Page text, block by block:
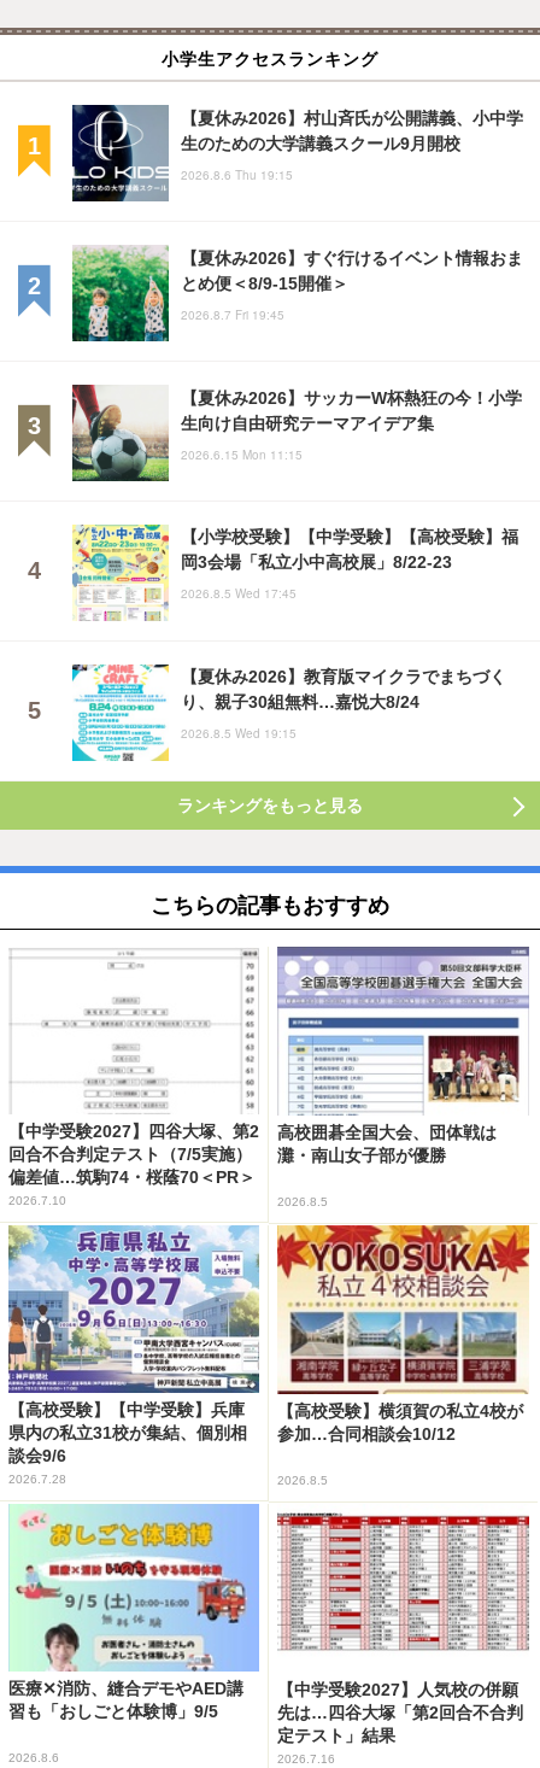
小学生アクセスランキング
【夏休み2026】村山斉氏が公開講義、小中学
生のための大学講義スクール9月開校
2026.8.6 Thu 19:15
【夏休み2026】すぐ行けるイベント情報おま
とめ便＜8/9-15開催＞
2026.8.7 Fri 19:45
【夏休み2026】サッカーW杯熱狂の今！小学
生向け自由研究テーマアイデア集
2026.6.15 Mon 11:15
【小学校受験】【中学受験】【高校受験】福
岡3会場「私立小中高校展」8/22-23
2026.8.5 Wed 17:45
【夏休み2026】教育版マイクラでまちづく
り、親子30組無料…嘉悦大8/24
2026.8.5 Wed 19:15
ランキングをもっと見る
こちらの記事もおすすめ
【中学受験2027】四谷大塚、第2
回合不合判定テスト（7/5実施）
偏差値…筑駒74・桜蔭70＜PR＞
2026.7.10
高校囲碁全国大会、団体戦は
灘・南山女子部が優勝
2026.8.5
【高校受験】【中学受験】兵庫
県内の私立31校が集結、個別相
談会9/6
2026.7.28
【高校受験】横須賀の私立4校が
参加…合同相談会10/12
2026.8.5
医療✕消防、縫合デモやAED講
習も「おしごと体験博」9/5
2026.8.6
【中学受験2027】人気校の併願
先は…四谷大塚「第2回合不合判
定テスト」結果
2026.7.16